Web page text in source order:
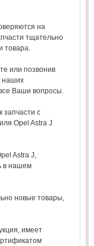
на
тщательно
товара.
или позвонив
Ваши вопросы.
запчасти с
Opel Astra J
Astra J,
в нашем
новые товары,
имеет